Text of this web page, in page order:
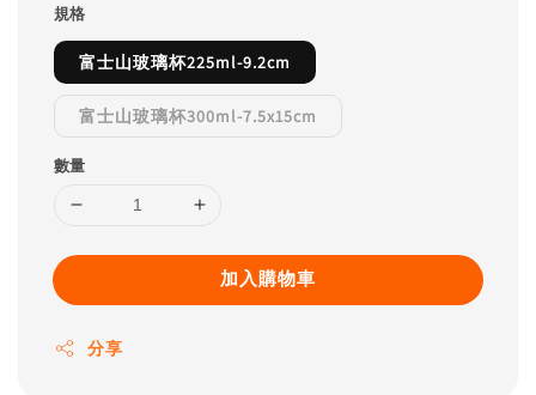
規格
富士山玻璃杯225ml-9.2cm
富士山玻璃杯300ml-7.5x15cm
數量
加入購物車
分享